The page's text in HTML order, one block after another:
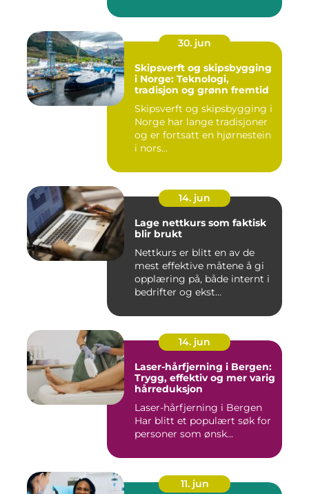
30. jun
Skipsverft og skipsbygging
i Norge: Teknologi,
tradisjon og grønn fremtid
Skipsverft og skipsbygging i
Norge har lange tradisjoner
og er fortsatt en hjørnestein
i nors...
14. jun
Lage nettkurs som faktisk
blir brukt
Nettkurs er blitt en av de
mest effektive måtene å gi
opplæring på, både internt i
bedrifter og ekst...
14. jun
Laser-hårfjerning i Bergen:
Trygg, effektiv og mer varig
hårreduksjon
Laser-hårfjerning i Bergen
Har blitt et populært søk for
personer som ønsk...
11. jun